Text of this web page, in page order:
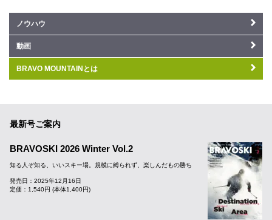
ノウハウ
動画
BRAVO MOUNTAINとは
最新号ご案内
BRAVOSKI 2026 Winter Vol.2
知る人ぞ知る、いいスキー場。規模に縛られず、楽しんだもの勝ち
発売日：2025年12月16日
定価：1,540円 (本体1,400円)